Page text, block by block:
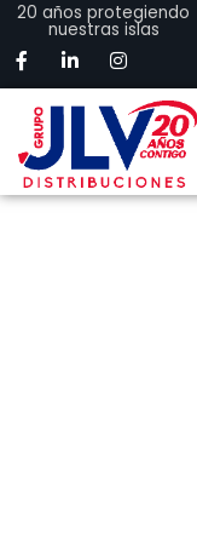
20 años protegiendo
nuestras islas